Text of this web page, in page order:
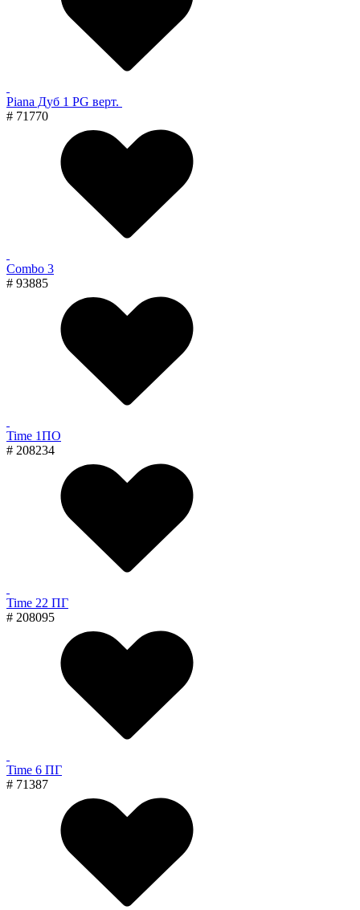
Piana Дуб 1 PG верт.
# 71770
Combo 3
# 93885
Time 1ПО
# 208234
Time 22 ПГ
# 208095
Time 6 ПГ
# 71387